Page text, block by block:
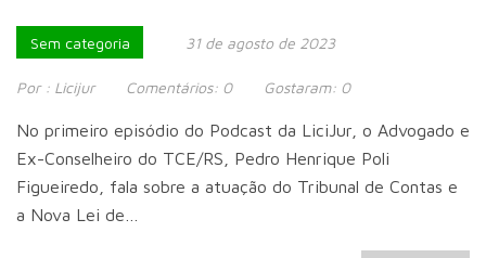
Sem categoria 31 de agosto de 2023
Por : Licijur Comentários: 0 Gostaram: 0
No primeiro episódio do Podcast da LiciJur, o Advogado e
Ex-Conselheiro do TCE/RS, Pedro Henrique Poli
Figueiredo, fala sobre a atuação do Tribunal de Contas e
a Nova Lei de…